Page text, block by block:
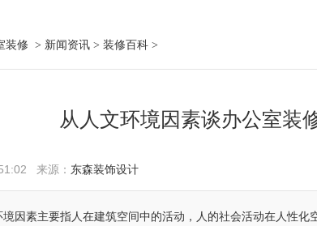
装修 > 新闻资讯 > 装修百科 >
从人文环境因素谈办公室装
来源： 东森装饰设计
境因素主要指人在建筑空间中的活动，人的社会活动在人性